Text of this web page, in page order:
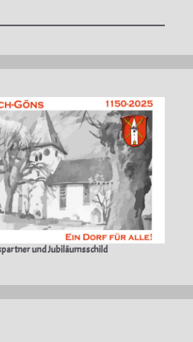
und Jubiläumsschild